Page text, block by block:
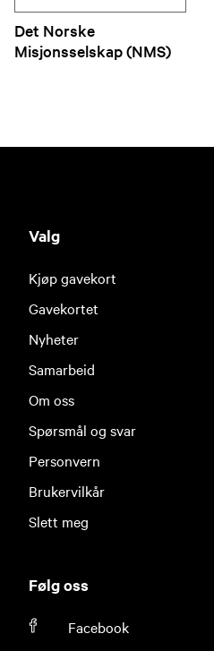
Det Norske
Misjonsselskap (NMS)
Valg
Kjøp gavekort
Gavekortet
Nyheter
Samarbeid
Om oss
Spørsmål og svar
Personvern
Brukervilkår
Slett meg
Følg oss
Facebook